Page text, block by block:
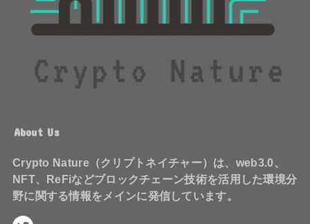
About Us
Crypto Nature（クリプトネイチャー）は、web3.0、
NFT、ReFiなどブロックチェーン技術を活用した環境分
野に関する情報をメインに発信しています。